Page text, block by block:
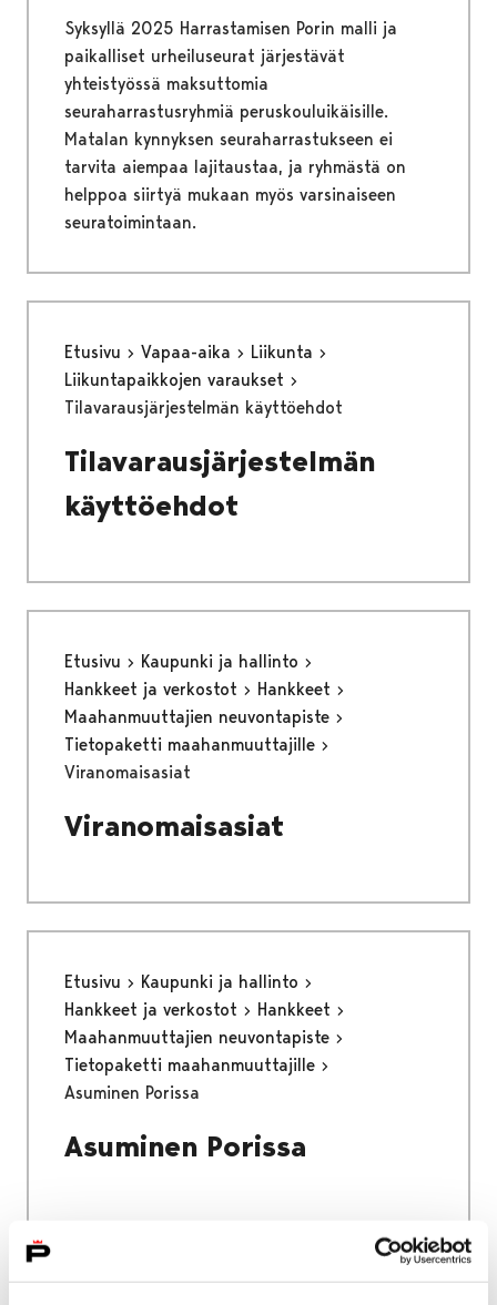
Syksyllä 2025 Harrastamisen Porin malli ja
paikalliset urheiluseurat järjestävät
yhteistyössä maksuttomia
seuraharrastusryhmiä peruskouluikäisille.
Matalan kynnyksen seuraharrastukseen ei
tarvita aiempaa lajitaustaa, ja ryhmästä on
helppoa siirtyä mukaan myös varsinaiseen
seuratoimintaan.
Etusivu Vapaa-aika
Liikunta
Liikuntapaikkojen varaukset
Tilavarausjärjestelmän käyttöehdot
Tilavarausjärjestelmän
käyttöehdot
Etusivu
Kaupunki ja hallinto
Hankkeet ja verkostot
Hankkeet
Maahanmuuttajien neuvontapiste
Tietopaketti maahanmuuttajille
Viranomaisasiat
Viranomaisasiat
Etusivu
Kaupunki ja hallinto
Hankkeet ja verkostot
Hankkeet
Maahanmuuttajien neuvontapiste
Tietopaketti maahanmuuttajille
Asuminen Porissa
Asuminen Porissa